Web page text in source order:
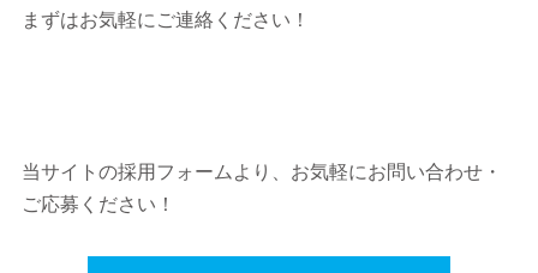
まずはお気軽にご連絡ください！
当サイトの採用フォームより、お気軽にお問い合わせ・
ご応募ください！